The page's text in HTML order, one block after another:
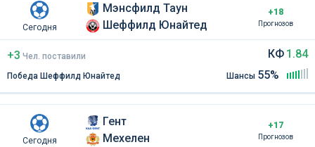
Сегодня
Мэнсфилд Таун
Шеффилд Юнайтед
+18
Прогнозов
+3 Чел. поставили
Победа Шеффилд Юнайтед
КФ 1.84
Шансы 55%
Сегодня
Гент
Мехелен
+17
Прогнозов